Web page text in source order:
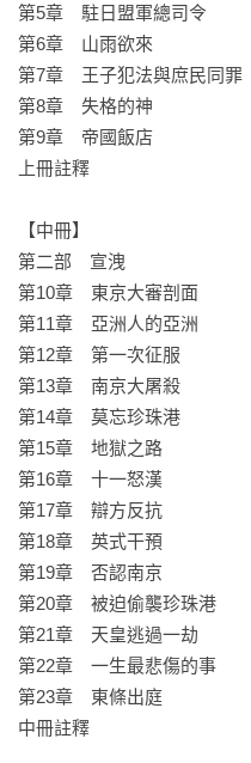
刻。
【線上專文推薦】
汪宏倫（中研院社會所研究員
阿潑（文字工作者）
張國城（臺北醫學大學通識教
陳宜中（中研院人社中心研究
陳冠任（中研院近史所助研究
【試讀推薦】
伍碧雯（臺北大學歷史學系副
許家馨（中研院法律所研究員
彭仁郁（中研院民族所副研究
黃自進（中研院近史所兼任研
黃惠貞（板橋高中歷史科教師
葉浩（政治大學政治學系教授
劉文（中研院民族所副研究員
蔡蔚群（北一女中歷史科教師
藍適齊（政大歷史學系副教授
【國外專業推薦】
芮納．米德（Rana Mitter）
芭芭拉．德米克（Barbara
第5章　駐日盟軍總司令
第6章　山雨欲來
第7章　王子犯法與庶民同罪
第8章　失格的神
第9章　帝國飯店
上冊註釋
【中冊】
第二部　宣洩
第10章　東京大審剖面
第11章　亞洲人的亞洲
第12章　第一次征服
第13章　南京大屠殺
第14章　莫忘珍珠港
第15章　地獄之路
第16章　十一怒漢
第17章　辯方反抗
第18章　英式干預
第19章　否認南京
第20章　被迫偷襲珍珠港
第21章　天皇逃過一劫
第22章　一生最悲傷的事
第23章　東條出庭
中冊註釋